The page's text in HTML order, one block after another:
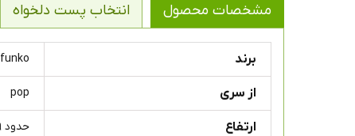
مشخصات محصول انتخاب پست دلخواه
برند funko
از سری pop
ارتفاع حدود ۹ سانتی متر